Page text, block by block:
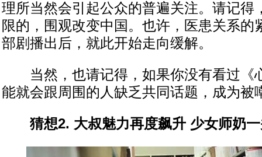
理所当然会引起公众的普遍关注。请记得
限的，围观改变中国。也许，医患关系的
部剧播出后，就此开始走向缓解。
当然，也请记得，如果你没有看过《
能就会跟周围的人缺乏共同话题，成为被
猜想2. 大叔魅力再度飙升 少女师奶一